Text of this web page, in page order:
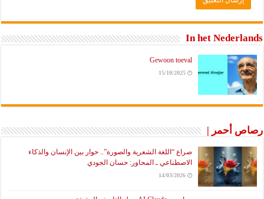
In het Nederlands
Gewoon toeval
15/10/2025
رصاص أحمر |
صراع “اللغة الشعرية والصورة”.. حوار بين الإنسان والذكاء
الاصطناعي ـ المحاور: حسان الجودي
14/03/2026